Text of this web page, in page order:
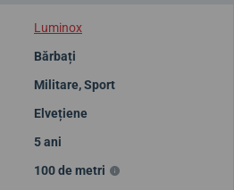
Luminox
Bărbați
Militare,Sport
Elvețiene
5 ani
100 de metri